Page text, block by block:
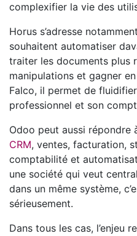
complexifier la vie des
Horus s’adresse
souhaitent automatiser
traiter les documents plus
manipulations et gagner
Falco, il permet de
professionnel et son
Odoo peut aussi répondre
CRM, ventes, facturation,
comptabilité et
une société qui veut
dans un même système,
sérieusement.
Dans tous les cas, l’enjeu